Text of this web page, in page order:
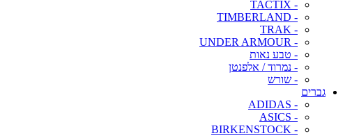
- TACTIX
- TIMBERLAND
- TRAK
- UNDER ARMOUR
- טבע נאות
- נמרוד / אלפנטן
- שורש
גברים
- ADIDAS
- ASICS
- BIRKENSTOCK